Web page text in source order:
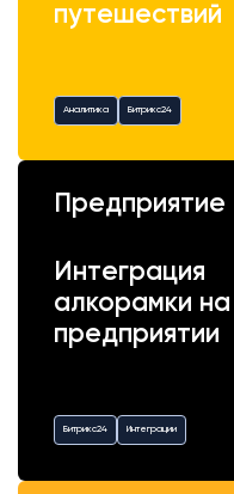
путешествий
Аналитика Битрикс24
Предприятие
Интеграция
алкорамки на
предприятии
Битрикс24 Интеграции